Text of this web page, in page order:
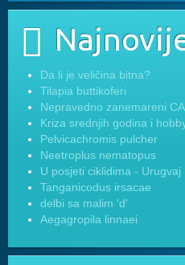
Da li je veličina bitna?
Tilapia buttikoferi
Nepravedno zanemareni
Kriza srednjih godina i
Pelvicachromis pulcher
Neetroplus nematopus
U posjeti ciklidima - Urugvaj
Tanganicodus irsacae
delbi sa malim 'd'
Aegagropila linnaei